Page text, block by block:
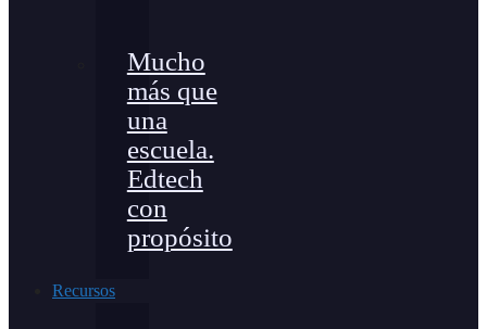
Mucho
más que
una
escuela.
Edtech
con
propósito
Recursos